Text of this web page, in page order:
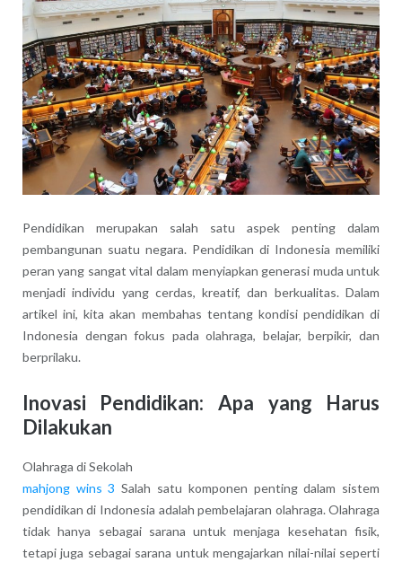
Pendidikan merupakan salah satu aspek penting dalam
pembangunan suatu negara. Pendidikan di Indonesia memiliki
peran yang sangat vital dalam menyiapkan generasi muda untuk
menjadi individu yang cerdas, kreatif, dan berkualitas. Dalam
artikel ini, kita akan membahas tentang kondisi pendidikan di
Indonesia dengan fokus pada olahraga, belajar, berpikir, dan
berprilaku.
Inovasi Pendidikan: Apa yang Harus
Dilakukan
Olahraga di Sekolah
mahjong wins 3 Salah satu komponen penting dalam sistem
pendidikan di Indonesia adalah pembelajaran olahraga. Olahraga
tidak hanya sebagai sarana untuk menjaga kesehatan fisik,
tetapi juga sebagai sarana untuk mengajarkan nilai-nilai seperti